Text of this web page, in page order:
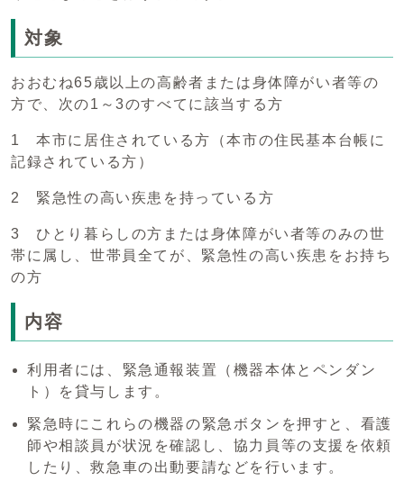
対象
おおむね65歳以上の高齢者または身体障がい者等の
方で、次の1～3のすべてに該当する方
1 本市に居住されている方（本市の住民基本台帳に
記録されている方）
2 緊急性の高い疾患を持っている方
3 ひとり暮らしの方または身体障がい者等のみの世
帯に属し、世帯員全てが、緊急性の高い疾患をお持ち
の方
内容
利用者には、緊急通報装置（機器本体とペンダン
ト）を貸与します。
緊急時にこれらの機器の緊急ボタンを押すと、看護
師や相談員が状況を確認し、協力員等の支援を依頼
したり、救急車の出動要請などを行います。